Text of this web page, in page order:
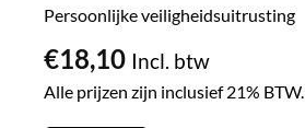
Persoonlijke veiligheidsuitrusting
€18,10 Incl. btw
Alle prijzen zijn inclusief 21% BTW.